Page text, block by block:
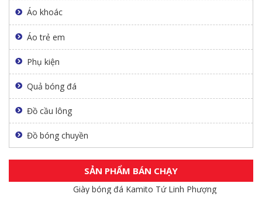
Áo khoác
Áo trẻ em
Phụ kiện
Quả bóng đá
Đồ cầu lông
Đồ bóng chuyền
SẢN PHẨM BÁN CHẠY
Giày bóng đá Kamito Tứ Linh Phượng